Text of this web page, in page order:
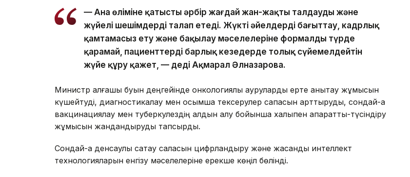
— Ана өліміне қатысты әрбір жағдай жан-жақты талдауды және
жүйелі шешімдерді талап етеді. Жүкті әйелдерді бағыттау, кадрлық
қамтамасыз ету және бақылау мәселелеріне формалды түрде
қарамай, пациенттерді барлық кезеңдерде толық сүйемелдейтін
жүйе құру қажет, — деді Ақмарал Әлназарова.
Министр алғашқы буын деңгейінде онкологиялық ауруларды ерте анықтау жұмысын
күшейтуді, диагностикалау мен қосымша тексерулер сапасын арттыруды, сондай-ақ
вакцинациялау мен туберкулездің алдын алу бойынша халықпен ақпараттық-түсіндіру
жұмысын жандандыруды тапсырды.
Сондай-ақ денсаулық сақтау саласын цифрландыру және жасанды интеллект
технологияларын енгізу мәселелеріне ерекше көңіл бөлінді.